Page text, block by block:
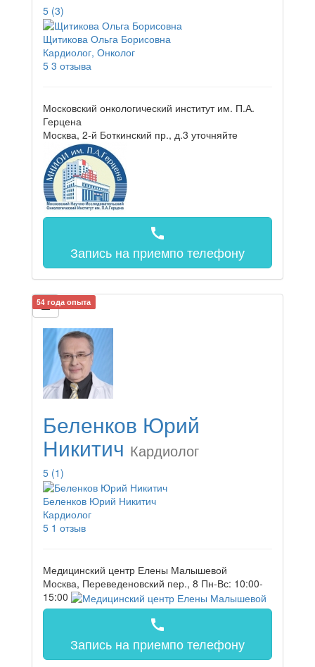
5 (3)
Щитикова Ольга Борисовна
Кардиолог, Онколог
5 3 отзыва
Московский онкологический институт им. П.А.
Герцена
Москва, 2-й Боткинский пр., д.3 уточняйте
call
Запись на приемпо телефону
54 года опыта
Беленков Юрий
Никитич Кардиолог
5 (1)
Беленков Юрий Никитич
Кардиолог
5 1 отзыв
Медицинский центр Елены Малышевой
Москва, Переведеновский пер., 8 Пн-Вс: 10:00-
15:00
call
Запись на приемпо телефону